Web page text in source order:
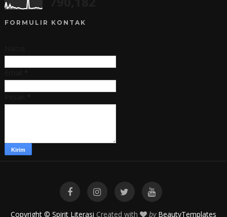
FORMULIR KONTAK
Copyright © Spirit Literasi Created with by BeautyTemplates